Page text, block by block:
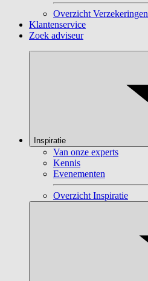
Overzicht Verzekeringen
Klantenservice
Zoek adviseur
Inspiratie
Van onze experts
Kennis
Evenementen
Overzicht Inspiratie